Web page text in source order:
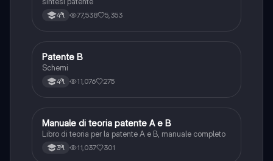
4ªl 77,538 5,353
Altro
Patente B
Schemi
4ªl 11,076 275
Italiano
Manuale di teoria patente A e B
Libro di teoria per la patente A e B, manuale completo
3ªl 11,037 301